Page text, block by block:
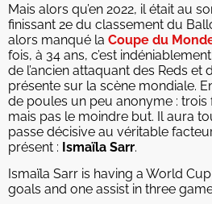
Mais alors qu’en 2022, il était au
finissant 2e du classement du
alors manqué la Coupe du
fois, à 34 ans, c’est
de l’ancien attaquant des Reds et
présente sur la scène mondiale.
de poules un peu anonyme : trois
mais pas le moindre but. Il aura
passe décisive au véritable
présent : Ismaïla Sarr.
Ismaïla Sarr is having a World
goals and one assist in three